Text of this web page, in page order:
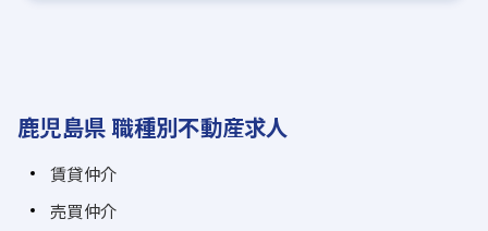
鹿児島県 職種別不動産求人
賃貸仲介
売買仲介